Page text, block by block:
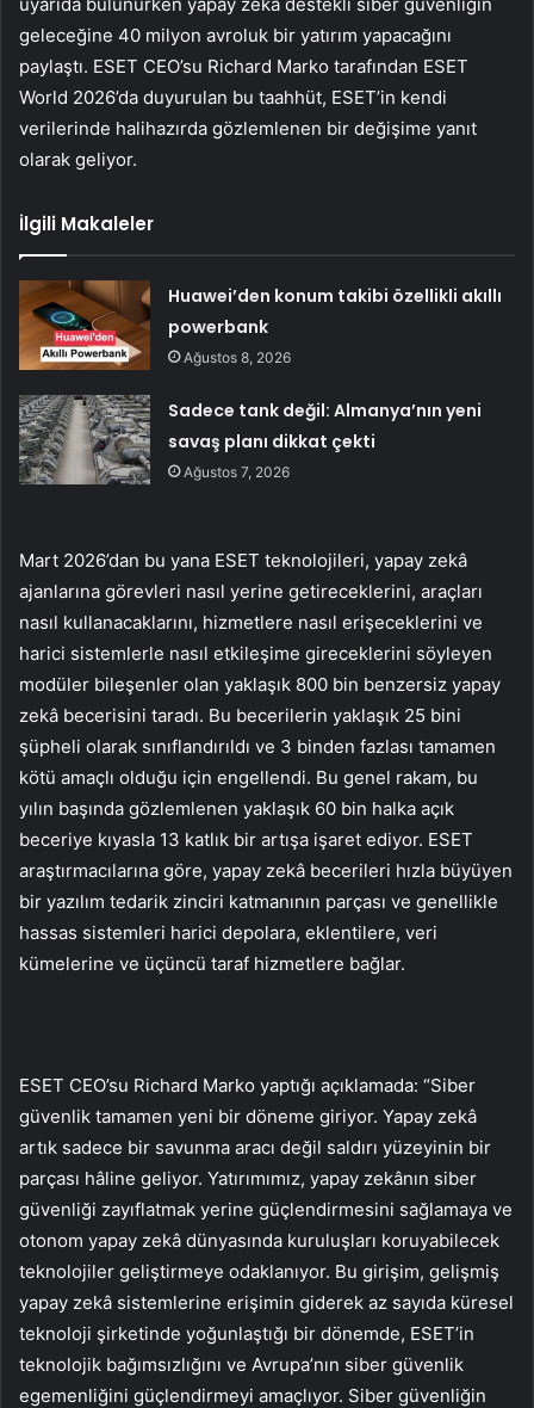
geleceğine 40 milyon avroluk bir yatırım yapacağını
paylaştı. ESET CEO’su Richard Marko tarafından ESET
World 2026’da duyurulan bu taahhüt, ESET’in kendi
verilerinde halihazırda gözlemlenen bir değişime yanıt
olarak geliyor.
İlgili Makaleler
Huawei’den konum takibi özellikli akıllı
powerbank
Ağustos 8, 2026
Sadece tank değil: Almanya’nın yeni
savaş planı dikkat çekti
Ağustos 7, 2026
Mart 2026’dan bu yana ESET teknolojileri, yapay zekâ
ajanlarına görevleri nasıl yerine getireceklerini, araçları
nasıl kullanacaklarını, hizmetlere nasıl erişeceklerini ve
harici sistemlerle nasıl etkileşime gireceklerini söyleyen
modüler bileşenler olan yaklaşık 800 bin benzersiz yapay
zekâ becerisini taradı. Bu becerilerin yaklaşık 25 bini
şüpheli olarak sınıflandırıldı ve 3 binden fazlası tamamen
kötü amaçlı olduğu için engellendi. Bu genel rakam, bu
yılın başında gözlemlenen yaklaşık 60 bin halka açık
beceriye kıyasla 13 katlık bir artışa işaret ediyor. ESET
araştırmacılarına göre, yapay zekâ becerileri hızla büyüyen
bir yazılım tedarik zinciri katmanının parçası ve genellikle
hassas sistemleri harici depolara, eklentilere, veri
kümelerine ve üçüncü taraf hizmetlere bağlar.
ESET CEO’su Richard Marko yaptığı açıklamada: “Siber
güvenlik tamamen yeni bir döneme giriyor. Yapay zekâ
artık sadece bir savunma aracı değil saldırı yüzeyinin bir
parçası hâline geliyor. Yatırımımız, yapay zekânın siber
güvenliği zayıflatmak yerine güçlendirmesini sağlamaya ve
otonom yapay zekâ dünyasında kuruluşları koruyabilecek
teknolojiler geliştirmeye odaklanıyor. Bu girişim, gelişmiş
yapay zekâ sistemlerine erişimin giderek az sayıda küresel
teknoloji şirketinde yoğunlaştığı bir dönemde, ESET’in
teknolojik bağımsızlığını ve Avrupa’nın siber güvenlik
egemenliğini güçlendirmeyi amaçlıyor. Siber güvenliğin